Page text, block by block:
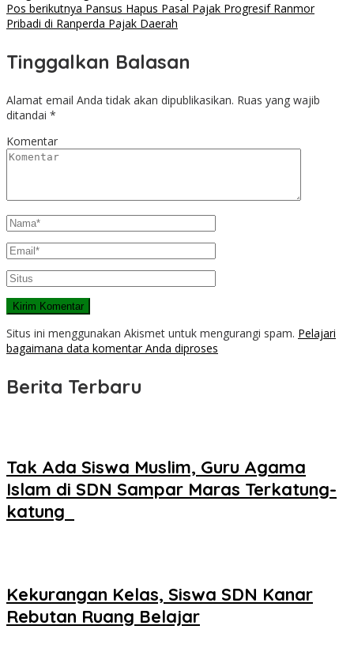
Pos berikutnya Pansus Hapus Pasal Pajak Progresif Ranmor
Pribadi di Ranperda Pajak Daerah
Tinggalkan Balasan
Alamat email Anda tidak akan dipublikasikan. Ruas yang wajib
ditandai *
Komentar
Situs ini menggunakan Akismet untuk mengurangi spam. Pelajari
bagaimana data komentar Anda diproses
Berita Terbaru
Tak Ada Siswa Muslim, Guru Agama
Islam di SDN Sampar Maras Terkatung-
katung ‎
Kekurangan Kelas, Siswa SDN Kanar
Rebutan Ruang Belajar